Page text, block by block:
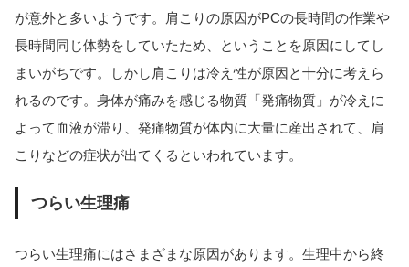
が意外と多いようです。肩こりの原因がPCの長時間の作業や
長時間同じ体勢をしていたため、ということを原因にしてし
まいがちです。しかし肩こりは冷え性が原因と十分に考えら
れるのです。身体が痛みを感じる物質「発痛物質」が冷えに
よって血液が滞り、発痛物質が体内に大量に産出されて、肩
こりなどの症状が出てくるといわれています。
つらい生理痛
つらい生理痛にはさまざまな原因があります。生理中から終